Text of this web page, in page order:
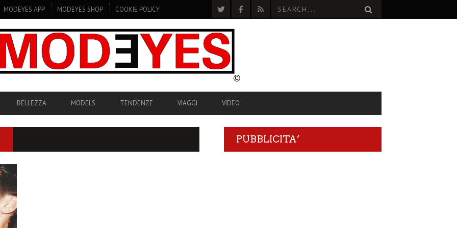
MODEYES APP MODEYES SHOP COOKIE POLICY
BELLEZZA MODELS TENDENZE VIAGGI VIDEO
PUBBLICITA’